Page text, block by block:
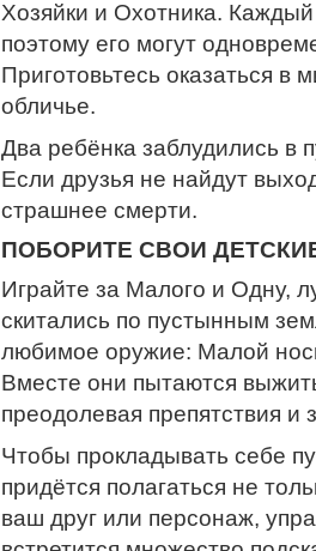
Хозяйки и Охотника.
поэтому его могут
Приготовьтесь оказаться в
обличье.
Два ребёнка заблудились в
Если друзья не найдут
страшнее смерти.
ПОБОРИТЕ СВОИ
Играйте за Малого и Одну,
скитались по пустынным
любимое оружие: Малой
Вместе они пытаются
преодолевая препятствия и
Чтобы прокладывать себе
придётся полагаться не
ваш друг или персонаж,